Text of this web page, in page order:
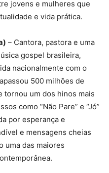
jovens e mulheres que
e vida prática.
– Cantora, pastora e uma
gospel brasileira,
nacionalmente com o
500 milhões de
tornou um dos hinos mais
como “Não Pare” e “Jó”
por esperança e
e mensagens cheias
uma das maiores